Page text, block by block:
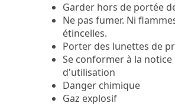
Garder hors de portée
Ne pas fumer. Ni
étincelles.
Porter des lunettes de
Se conformer à la notice
d'utilisation
Danger chimique
Gaz explosif